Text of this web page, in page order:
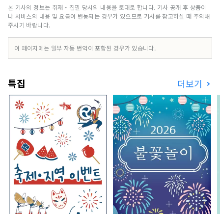
운행 “히로시마~이마바리·후쿠야마~이마바리·후
쿠야마~마츠야마”, 요금소 운영, 요음 사업으로서
루노우치 88옥” 그 외, 오카야마 이과 대학의 이마
바리 캠퍼스 식당의 운영을 통해, 많은 방문해 주시
는 여러분을 향한 유객 서비스
본 기사의 정보는 취재・집필 당시의 내용을 토대로 합니다. 기사 공개 후 상품이
나 서비스의 내용 및 요금이 변동되는 경우가 있으므로 기사를 참고하실 때 주의해
주시기 바랍니다.
이 페이지에는 일부 자동 번역이 포함된 경우가 있습니다.
특집 더보기